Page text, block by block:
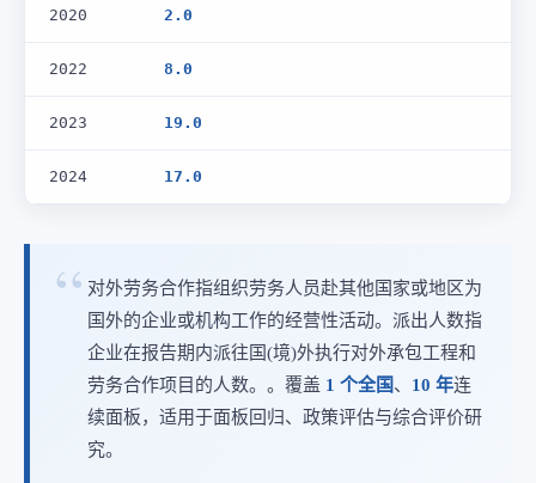
2020 2.0
2022 8.0
2023 19.0
2024 17.0
对外劳务合作指组织劳务人员赴其他国家或地区为
国外的企业或机构工作的经营性活动。派出人数指
企业在报告期内派往国(境)外执行对外承包工程和
劳务合作项目的人数。。覆盖 1 个全国、 10 年连
续面板，适用于面板回归、政策评估与综合评价研
究。